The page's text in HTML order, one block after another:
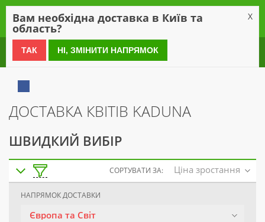
0 800 21 54 55
ДОСТАВКА КВІТІВ KADUNA
ШВИДКИЙ ВИБІР
СОРТУВАТИ ЗА: Ціна зростання
НАПРЯМОК ДОСТАВКИ
Європа та Світ
Вам необхідна доставка в Київ та
область?
X
ТАК НІ, ЗМІНИТИ НАПРЯМОК